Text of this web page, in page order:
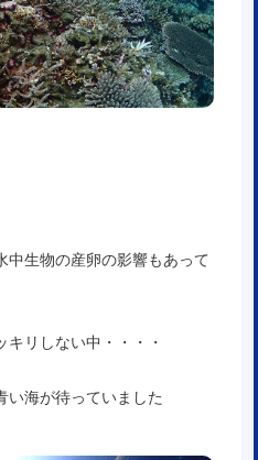
中生物の産卵の影響もあって
キリしない中・・・・
い海が待っていました